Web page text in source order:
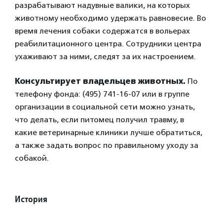
разрабатывают надувные валики, на которых
животному необходимо удержать равновесие. Во
время лечения собаки содержатся в вольерах
реабилитационного центра. Сотрудники центра
ухаживают за ними, следят за их настроением.
Консультирует владельцев животных. По
телефону фонда: (495) 741-16-07 или в группе
организации в социальной сети можно узнать,
что делать, если питомец получил травму, в
какие ветеринарные клиники лучше обратиться,
а также задать вопрос по правильному уходу за
собакой.
История